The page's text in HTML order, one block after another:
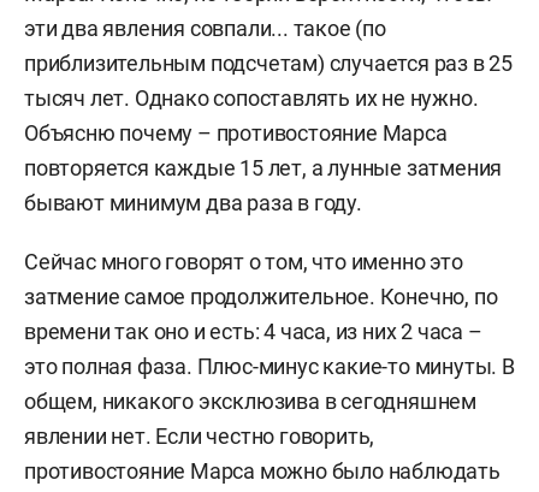
эти два явления совпали... такое (по
приблизительным подсчетам) случается раз в 25
тысяч лет. Однако сопоставлять их не нужно.
Объясню почему – противостояние Марса
повторяется каждые 15 лет, а лунные затмения
бывают минимум два раза в году.
Сейчас много говорят о том, что именно это
затмение самое продолжительное. Конечно, по
времени так оно и есть: 4 часа, из них 2 часа –
это полная фаза. Плюс-минус какие-то минуты. В
общем, никакого эксклюзива в сегодняшнем
явлении нет. Если честно говорить,
противостояние Марса можно было наблюдать